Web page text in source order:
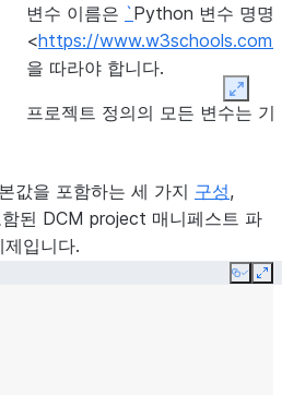
변수 이름은 `Python 변수 명명
<https://www.w3schools.com/
을 따라야 합니다.
프로젝트 정의의 모든 변수는
문자열 변수가 빈 상태로 확인
변수의 값입니다.
값은 문자열, 숫자, 부울, 목록
값을 포함하는 세 가지 구성,
함된 DCM project 매니페스트 파
제입니다.
Copy